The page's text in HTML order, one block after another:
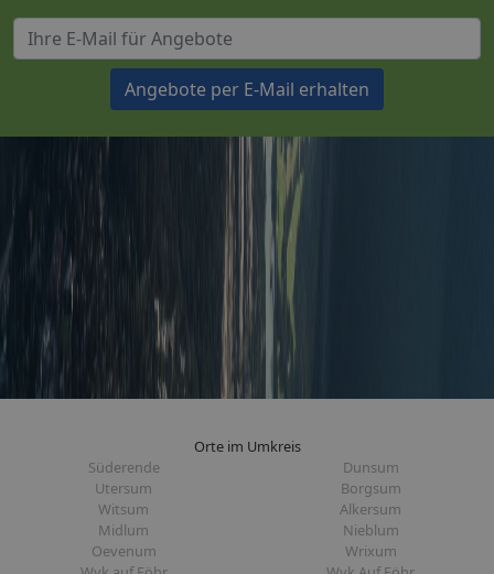
Angebote per E-Mail erhalten
Orte im Umkreis
Süderende
Dunsum
Utersum
Borgsum
Witsum
Alkersum
Midlum
Nieblum
Oevenum
Wrixum